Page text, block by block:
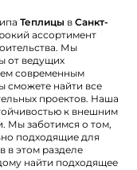
Теплицы в Санкт-
ассортимент
Мы
от ведущих
современным
сможете найти все
проектов. Наша
к внешним
Мы заботимся о том,
подходящие для
в этом разделе
найти подходящее